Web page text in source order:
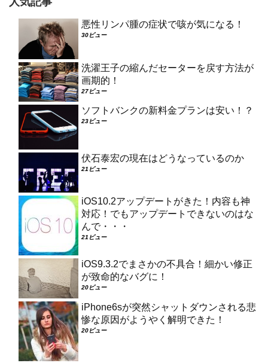
悪性リンパ腫の症状で咳が気になる！
30ビュー
洗濯王子の縮んだセーターを戻す方法が
画期的！
27ビュー
ソフトバンクの新料金プランは安い！？
23ビュー
伏石泰宏の現在はどうなっているのか
21ビュー
iOS10.2アップデートがきた！内容も神
対応！でもアップデートできないのはな
んで・・・
21ビュー
iOS9.3.2でまさかの不具合！細かい修正
が致命的なバグに！
20ビュー
iPhone6sが突然シャットダウンされる悲
惨な原因がようやく解明できた！
20ビュー